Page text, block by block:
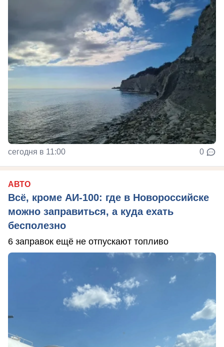
сегодня в 11:00 0
АВТО
Всё, кроме АИ-100: где в Новороссийске
можно заправиться, а куда ехать
бесполезно
6 заправок ещё не отпускают топливо